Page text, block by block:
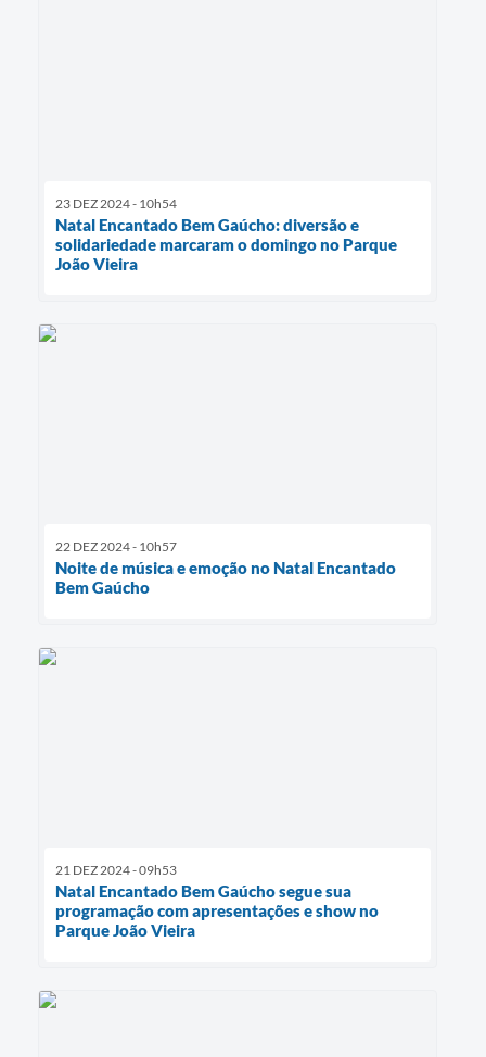
23 DEZ 2024 - 10h54
Natal Encantado Bem Gaúcho: diversão e
solidariedade marcaram o domingo no Parque
João Vieira
22 DEZ 2024 - 10h57
Noite de música e emoção no Natal Encantado
Bem Gaúcho
21 DEZ 2024 - 09h53
Natal Encantado Bem Gaúcho segue sua
programação com apresentações e show no
Parque João Vieira